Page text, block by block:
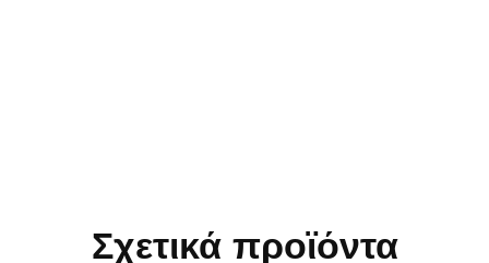
Σχετικά προϊόντα